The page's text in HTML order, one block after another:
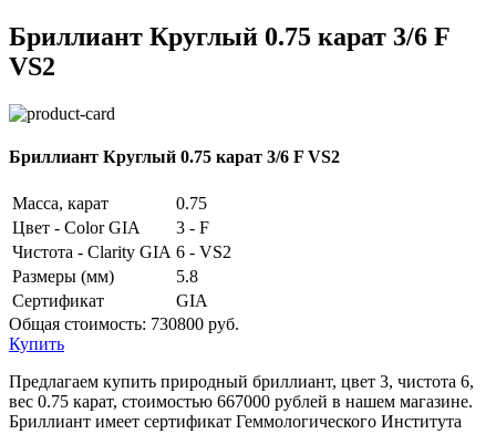
Бриллиант Круглый 0.75 карат 3/6 F
VS2
Бриллиант Круглый 0.75 карат 3/6 F VS2
Масса, карат
0.75
Цвет - Color GIA
3 - F
Чистота - Clarity GIA 6 - VS2
Размеры (мм)
5.8
Сертификат
GIA
Общая стоимость: 730800 руб.
Купить
Предлагаем купить природный бриллиант, цвет 3, чистота 6,
вес 0.75 карат, стоимостью 667000 рублей в нашем магазине.
Бриллиант имеет сертификат Геммологического Института